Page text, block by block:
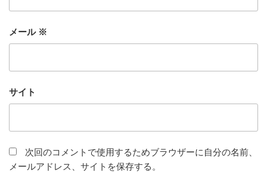
メール ※
サイト
次回のコメントで使用するためブラウザーに自分の名前、
メールアドレス、サイトを保存する。